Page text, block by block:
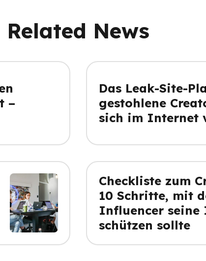
Related News
–
Das Leak-Site-
gestohlene
sich im Internet
Checkliste zum
10 Schritte, mit
Influencer seine
schützen sollte